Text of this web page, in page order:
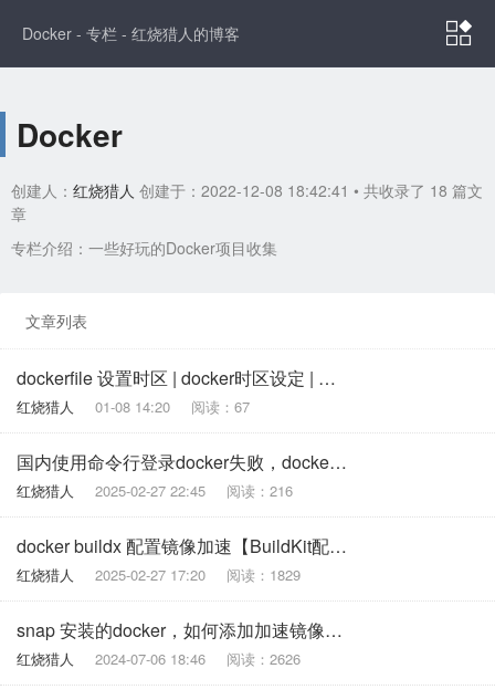
Docker - 专栏 - 红烧猎人的博客 
Docker
创建人： 红烧猎人 创建于：2022-12-08 18:42:41 • 共收录了 18 篇文
章
专栏介绍：一些好玩的Docker项目收集
文章列表
dockerfile 设置时区 | docker时区设定 | 为什么docker设置了环境变量TZ仍不生效
红烧猎人 01-08 14:20 阅读：67
国内使用命令行登录docker失败，docker login 配置代理地址
红烧猎人 2025-02-27 22:45 阅读：216
docker buildx 配置镜像加速【BuildKit配置镜像加速】
红烧猎人 2025-02-27 17:20 阅读：1829
snap 安装的docker，如何添加加速镜像和重启服务
红烧猎人 2024-07-06 18:46 阅读：2626